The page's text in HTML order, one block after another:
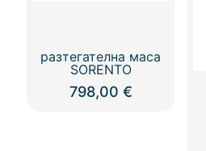
разтегателна маса
SORENTO
798,00 €